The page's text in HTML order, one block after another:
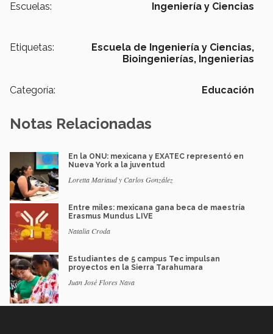
Escuelas: Ingeniería y Ciencias
Etiquetas:
Escuela de Ingeniería y Ciencias,
Bioingenierías, Ingenierias
Categoría: Educación
Notas Relacionadas
En la ONU: mexicana y EXATEC representó en
Nueva York a la juventud
Loretta Mariaud y Carlos González
Entre miles: mexicana gana beca de maestría
Erasmus Mundus LIVE
Natalia Croda
Estudiantes de 5 campus Tec impulsan
proyectos en la Sierra Tarahumara
Juan José Flores Nava